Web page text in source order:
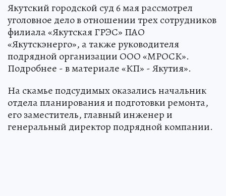
Якутский городской суд 6 мая рассмотрел
уголовное дело в отношении трех сотрудников
филиала «Якутская ГРЭС» ПАО
«Якутскэнерго», а также руководителя
подрядной организации ООО «МРОСК».
Подробнее - в материале «КП» - Якутия».
На скамье подсудимых оказались начальник
отдела планирования и подготовки ремонта,
его заместитель, главный инженер и
генеральный директор подрядной компании.